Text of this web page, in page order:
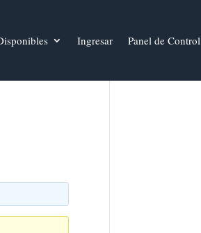
Ingresar Panel de Control